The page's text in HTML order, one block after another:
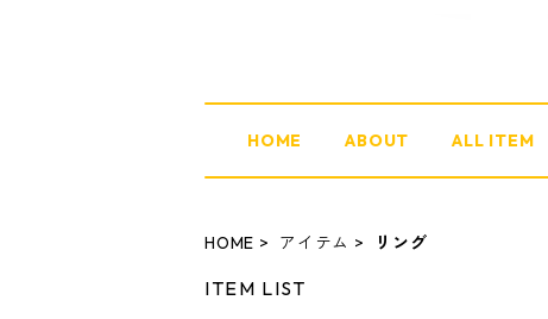
HOME ABOUT ALL ITEM
HOME アイテム リング
ITEM LIST